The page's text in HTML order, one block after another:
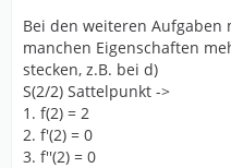
Bei den weiteren Aufgaben
manchen Eigenschaften
stecken, z.B. bei d)
S(2/2) Sattelpunkt ->
1. f(2) = 2
2. f'(2) = 0
3. f''(2) = 0